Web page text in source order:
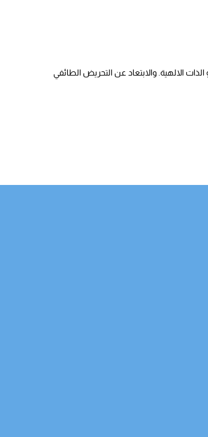
الالهية. والابتعاد عن التحريض الطائفي